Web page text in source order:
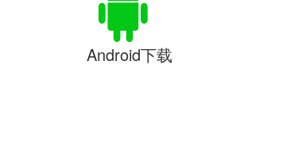
Android下载